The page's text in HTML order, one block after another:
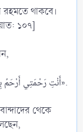
রহমতে থাকবে।
১০৭]
«أَنْتِ رَحْمَتِي أَرْحَمُ بِكِ مَنْ أَشَاءُ مِنْ عِبَادِي».​
থেকে